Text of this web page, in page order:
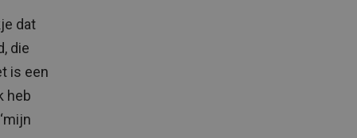
dat
die
is een
heb